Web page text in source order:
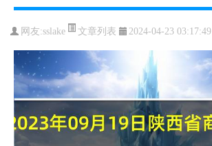
网友:sslake 文章列表 2024-04-23 03:17:49